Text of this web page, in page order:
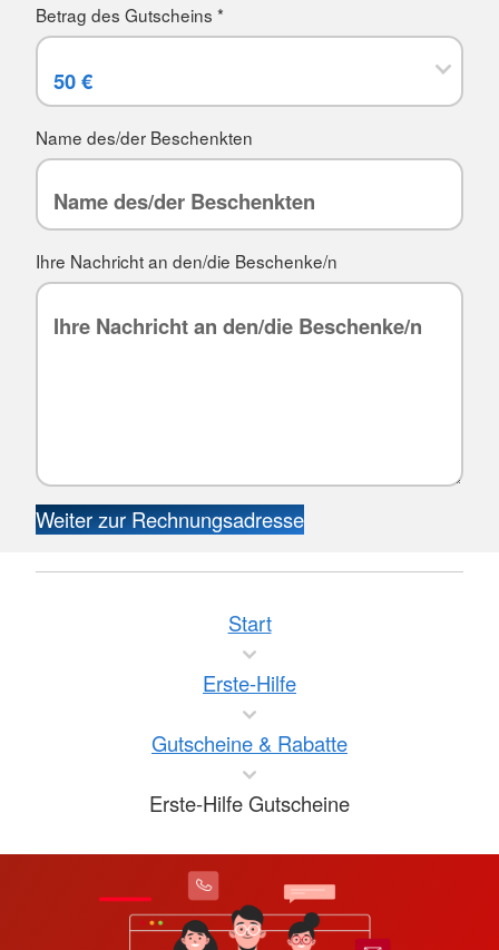
Betrag des Gutscheins *
Name des/der Beschenkten
Ihre Nachricht an den/die Beschenke/n
Weiter zur Rechnungsadresse
Start
Erste-Hilfe
Gutscheine & Rabatte
Erste-Hilfe Gutscheine